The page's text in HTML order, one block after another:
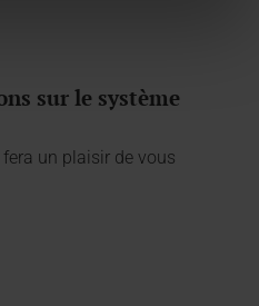
sur le système
un plaisir de vous